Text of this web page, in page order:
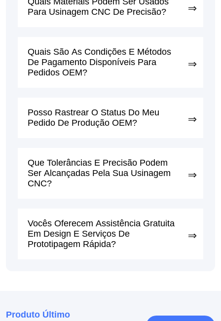
Para Usinagem CNC De Precisão?
Quais São As Condições E Métodos
De Pagamento Disponíveis Para
Pedidos OEM?
Posso Rastrear O Status Do Meu
Pedido De Produção OEM?
Que Tolerâncias E Precisão Podem
Ser Alcançadas Pela Sua Usinagem
CNC?
Vocês Oferecem Assistência Gratuita
Em Design E Serviços De
Prototipagem Rápida?
Produto Último